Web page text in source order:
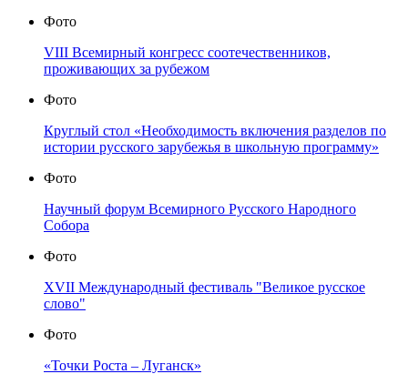
Фото
VIII Всемирный конгресс соотечественников,
проживающих за рубежом
Фото
Круглый стол «Необходимость включения разделов по
истории русского зарубежья в школьную программу»
Фото
Научный форум Всемирного Русского Народного
Собора
Фото
XVII Международный фестиваль "Великое русское
слово"
Фото
«Точки Роста – Луганск»